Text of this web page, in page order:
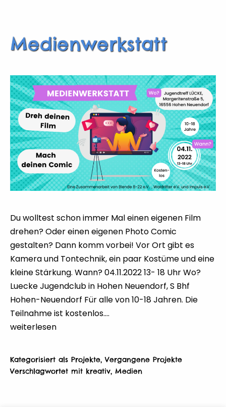
Medienwerkstatt
Du wolltest schon immer Mal einen eigenen Film
drehen? Oder einen eigenen Photo Comic
gestalten? Dann komm vorbei! Vor Ort gibt es
Kamera und Tontechnik, ein paar Kostüme und eine
kleine Stärkung. Wann? 04.11.2022 13- 18 Uhr Wo?
Luecke Jugendclub in Hohen Neuendorf, S Bhf
Hohen-Neuendorf Für alle von 10-18 Jahren. Die
Teilnahme ist kostenlos.…
Medienwerkstatt
weiterlesen
Kategorisiert als Projekte,Vergangene Projekte
Verschlagwortet mit kreativ, Medien